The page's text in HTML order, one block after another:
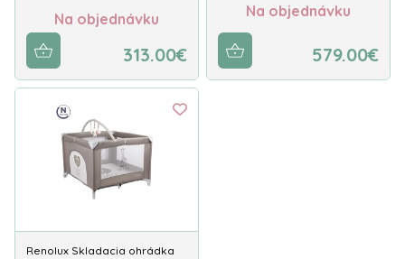
Na objednávku
313.00€
Na objednávku
579.00€
Renolux Skladacia ohrádka